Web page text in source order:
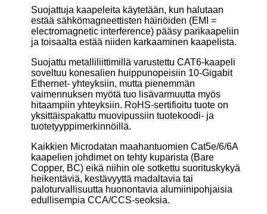
Suojattuja kaapeleita käytetään, kun halutaan
estää sähkömagneettisten häiriöiden (EMI =
electromagnetic interference) pääsy parikaapeliin
ja toisaalta estää niiden karkaaminen kaapelista.
Suojattu metalliliittimillä varustettu CAT6-kaapeli
soveltuu konesalien huippunopeisiin 10-Gigabit
Ethernet- yhteyksiin, mutta pienemmän
vaimennuksen myötä tuo lisävarmuutta myös
hitaampiin yhteyksiin. RoHS-sertifioitu tuote on
yksittäispakattu muovipussiin tuotekoodi- ja
tuotetyyppimerkinnöillä.
Kaikkien Microdatan maahantuomien Cat5e/6/6A
kaapelien johdimet on tehty kuparista (Bare
Copper, BC) eikä niihin ole sotkettu suorituskykyä
heikentäviä, kestävyyttä madaltavia tai
paloturvallisuutta huonontavia alumiinipohjaisia
edullisempia CCA/CCS-seoksia.